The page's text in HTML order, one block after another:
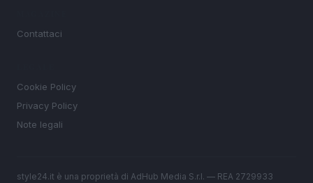
Contattaci
Cookie Policy
Privacy Policy
Note legali
style24.it è una proprietà di AdHub Media S.r.l. — REA 2729933